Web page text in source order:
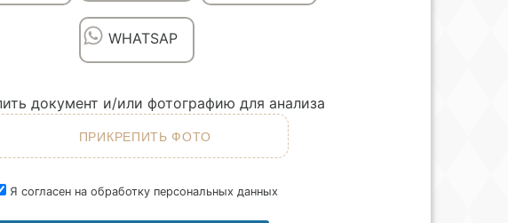
WHATSAP
документ и/или фотографию для анализа
Я согласен на обработку персональных данных